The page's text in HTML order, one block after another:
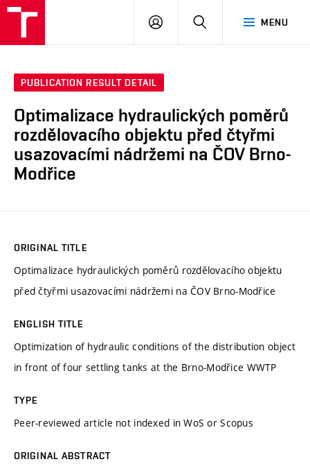
MENU
LOG
SEARCH
PUBLICATION RESULT DETAIL
Optimalizace hydraulických poměrů
rozdělovacího objektu před čtyřmi
usazovacími nádržemi na ČOV Brno-
Modřice
ORIGINAL TITLE
Optimalizace hydraulických poměrů rozdělovacího objektu
před čtyřmi usazovacími nádržemi na ČOV Brno-Modřice
ENGLISH TITLE
Optimization of hydraulic conditions of the distribution object
in front of four settling tanks at the Brno-Modřice WWTP
TYPE
Peer-reviewed article not indexed in WoS or Scopus
ORIGINAL ABSTRACT